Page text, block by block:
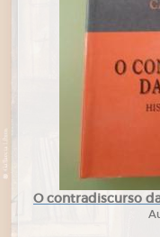
O contradiscurso